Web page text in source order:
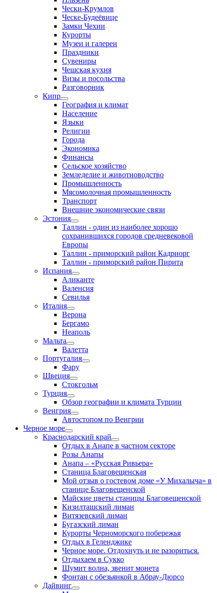
Чески-Крумлов
Ческе-Будеёвице
Замки Чехии
Курорты
Музеи и галереи
Праздники
Сувениры
Чешская кухня
Визы и посольства
Разговорник
Кипр
География и климат
Население
Языки
Религии
Города
Экономика
Финансы
Сельское хозяйство
Земледелие и животноводство
Промышленность
Мясомолочная промышленность
Транспорт
Внешние экономические связи
Эстония
Таллин - один из наиболее хорошо
сохранившихся городов средневековой
Европы
Таллин - приморский район Кадриорг
Таллин - приморский район Пирита
Испания
Аликанте
Валенсия
Севилья
Италия
Верона
Бергамо
Неаполь
Мальта
Валетта
Португалия
Фару
Швеция
Стокгольм
Турция
Обзор географии и климата Турции
Венгрия
Автостопом по Венгрии
Черное море
Краснодарский край
Отдых в Анапе в частном секторе
Розы Анапы
Анапа – «Русская Ривьера»
Станица Благовещенская
Мой отзыв о гостевом доме «У Михалыча» в
станице Благовещенской
Майские цветы станицы Благовещенской
Кизилташский лиман
Витязевский лиман
Бугазский лиман
Курорты Черноморского побережья
Отдых в Геленджике
Черное море. Отдохнуть и не разориться.
Отдыхаем в Сукко
Шумит волна, звенит монета
Фонтан с обезьянкой в Абрау-Дюрсо
Дайвинг